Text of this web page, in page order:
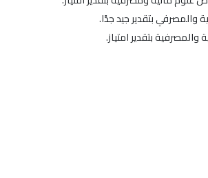
والمصرفي بتقدير جيد جدًا.
بتقدير امتياز.